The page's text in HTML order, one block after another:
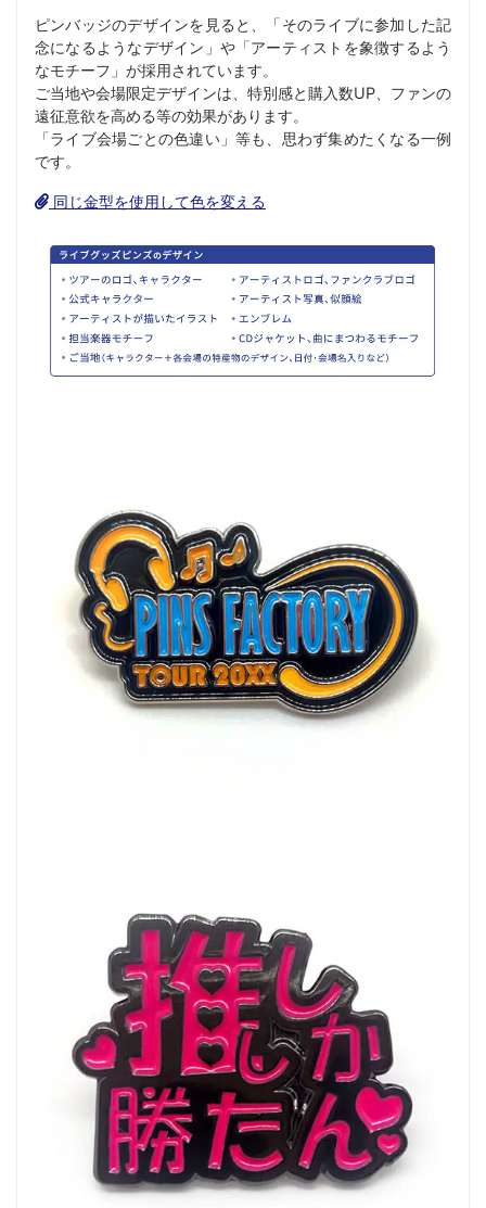
ピンバッジのデザインを見ると、「そのライブに参加した記
念になるようなデザイン」や「アーティストを象徴するよう
なモチーフ」が採用されています。
ご当地や会場限定デザインは、特別感と購入数UP、ファンの
遠征意欲を高める等の効果があります。
「ライブ会場ごとの色違い」等も、思わず集めたくなる一例
です。
同じ金型を使用して色を変える